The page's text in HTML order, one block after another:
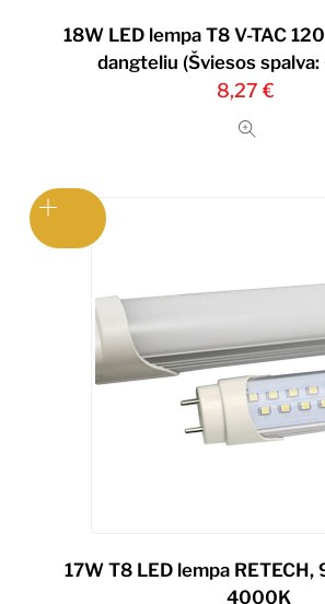
18W LED lempa T8 V-TAC
dangteliu (Šviesos
8,27 €
17W T8 LED lempa
4000K